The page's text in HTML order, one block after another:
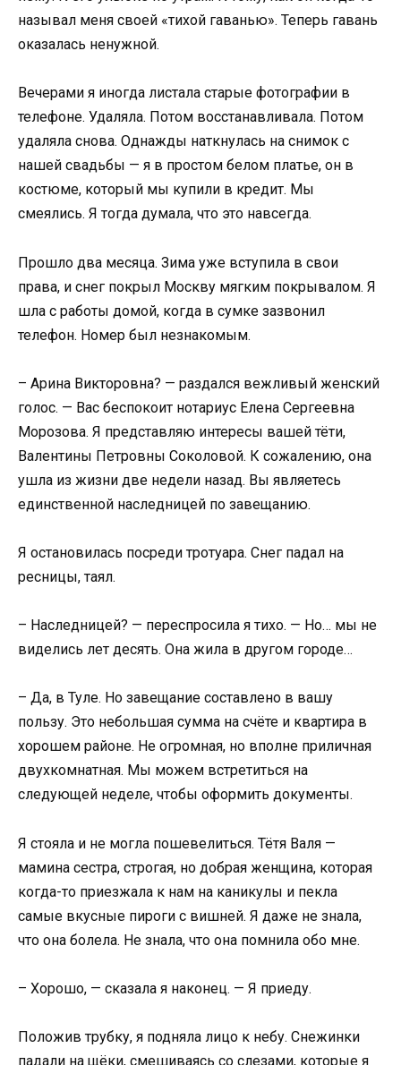
называл меня своей «тихой гаванью». Теперь гавань
оказалась ненужной.
Вечерами я иногда листала старые фотографии в
телефоне. Удаляла. Потом восстанавливала. Потом
удаляла снова. Однажды наткнулась на снимок с
нашей свадьбы — я в простом белом платье, он в
костюме, который мы купили в кредит. Мы
смеялись. Я тогда думала, что это навсегда.
Прошло два месяца. Зима уже вступила в свои
права, и снег покрыл Москву мягким покрывалом. Я
шла с работы домой, когда в сумке зазвонил
телефон. Номер был незнакомым.
– Арина Викторовна? — раздался вежливый женский
голос. — Вас беспокоит нотариус Елена Сергеевна
Морозова. Я представляю интересы вашей тёти,
Валентины Петровны Соколовой. К сожалению, она
ушла из жизни две недели назад. Вы являетесь
единственной наследницей по завещанию.
Я остановилась посреди тротуара. Снег падал на
ресницы, таял.
– Наследницей? — переспросила я тихо. — Но… мы не
виделись лет десять. Она жила в другом городе…
– Да, в Туле. Но завещание составлено в вашу
пользу. Это небольшая сумма на счёте и квартира в
хорошем районе. Не огромная, но вполне приличная
двухкомнатная. Мы можем встретиться на
следующей неделе, чтобы оформить документы.
Я стояла и не могла пошевелиться. Тётя Валя —
мамина сестра, строгая, но добрая женщина, которая
когда-то приезжала к нам на каникулы и пекла
самые вкусные пироги с вишней. Я даже не знала,
что она болела. Не знала, что она помнила обо мне.
– Хорошо, — сказала я наконец. — Я приеду.
Положив трубку, я подняла лицо к небу. Снежинки
падали на щёки, смешиваясь со слезами, которые я